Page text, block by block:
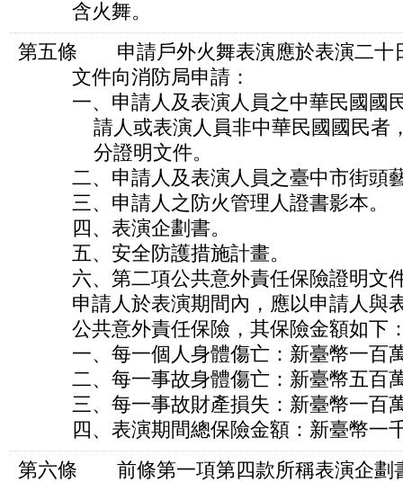
含火舞。
第五條 申請戶外火舞表演應於表演二十
文件向消防局申請：
一、申請人及表演人員之中華民國國民
請人或表演人員非中華民國國民者，
分證明文件。
二、申請人及表演人員之臺中市街頭
三、申請人之防火管理人證書影本。
四、表演企劃書。
五、安全防護措施計畫。
六、第二項公共意外責任保險證明文
申請人於表演期間內，應以申請人與表
公共意外責任保險，其保險金額如下
一、每一個人身體傷亡：新臺幣一百
二、每一事故身體傷亡：新臺幣五百
三、每一事故財產損失：新臺幣一百
四、表演期間總保險金額：新臺幣一
第六條 前條第一項第四款所稱表演企劃